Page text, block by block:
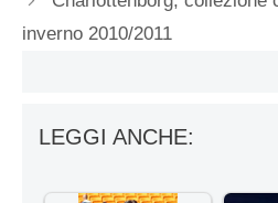
inverno 2010/2011
LEGGI ANCHE: